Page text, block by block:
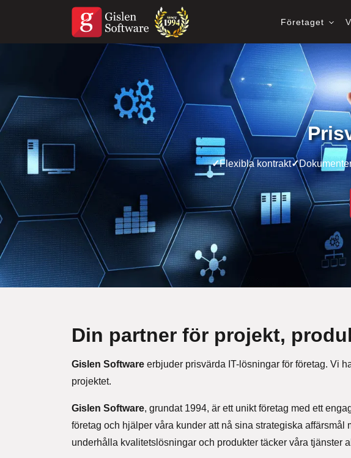
Företaget
✓Flexibla kontrakt✓
Din partner för projekt,
Gislen Software erbjuder prisvärda IT-lösningar för företag. Vi
projektet.
Gislen Software, grundat 1994, är ett unikt företag med ett
företag och hjälper våra kunder att nå sina strategiska
underhålla kvalitetslösningar och produkter täcker våra tjänster